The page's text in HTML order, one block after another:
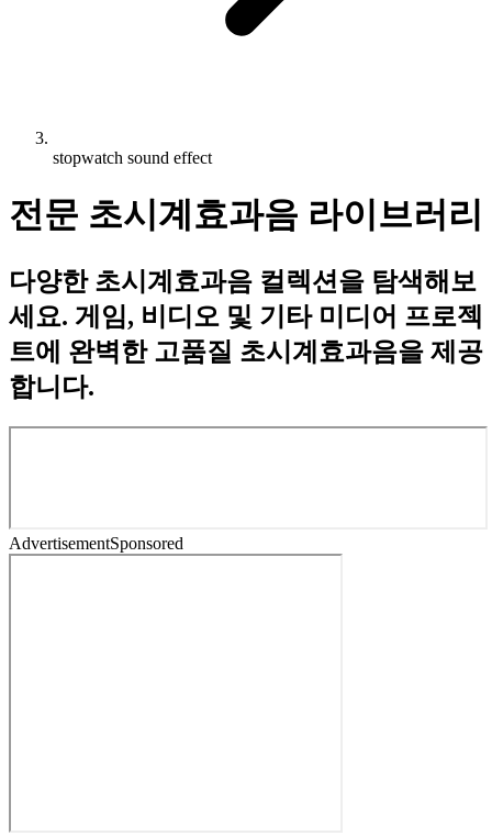
stopwatch sound effect
전문 초시계효과음 라이브러리
다양한 초시계효과음 컬렉션을 탐색해보
세요. 게임, 비디오 및 기타 미디어 프로젝
트에 완벽한 고품질 초시계효과음을 제공
합니다.
AdvertisementSponsored